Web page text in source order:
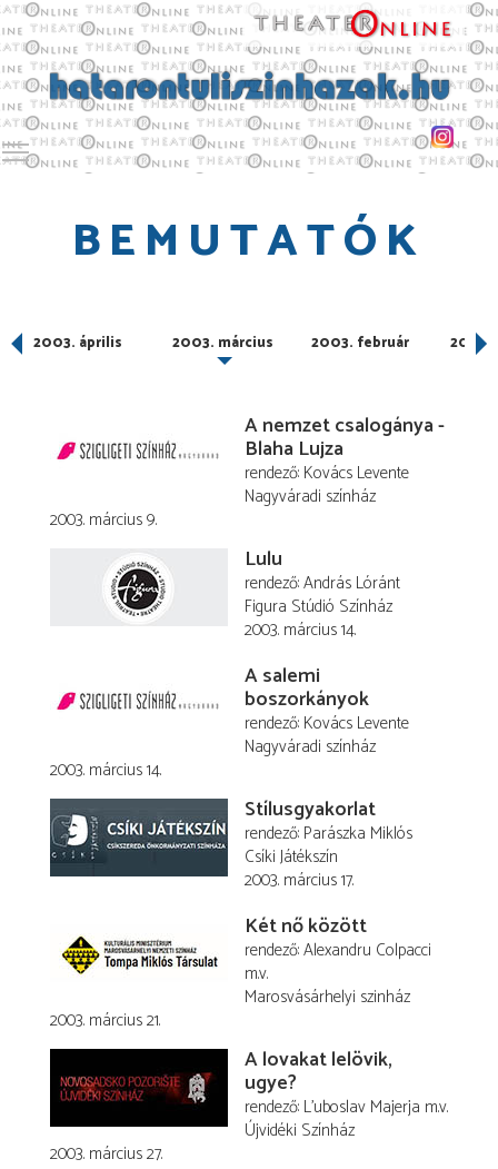
Toggle main menu visibility
BEMUTATÓK
2003. április 2003. március 2003. február 2003.
A nemzet csalogánya -
Blaha Lujza
rendező Kovács Levente
Nagyváradi színház
2003. március 9.
Lulu
rendező András Lóránt
Figura Stúdió Színház
2003. március 14.
A salemi
boszorkányok
rendező Kovács Levente
Nagyváradi színház
2003. március 14.
Stílusgyakorlat
rendező Parászka Miklós
Csíki Játékszín
2003. március 17.
Két nő között
rendező Alexandru Colpacci
m.v.
Marosvásárhelyi szinház
2003. március 21.
A lovakat lelövik,
ugye?
rendező L'uboslav Majerja m.v.
Újvidéki Színház
2003. március 27.